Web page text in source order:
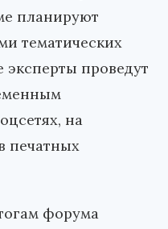
планируют
тематических
проведут
на
печатных
форума